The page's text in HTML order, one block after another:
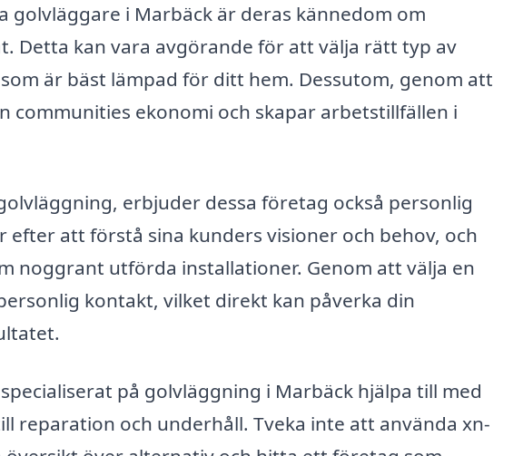
golvläggare i Marbäck är deras kännedom om
Detta kan vara avgörande för att välja rätt typ av
är bäst lämpad för ditt hem. Dessutom, genom att
communities ekonomi och skapar arbetstillfällen i
erbjuder dessa företag också personlig
efter att förstå sina kunders visioner och behov, och
noggrant utförda installationer. Genom att välja en
kontakt, vilket direkt kan påverka din
på golvläggning i Marbäck hjälpa till med
reparation och underhåll. Tveka inte att använda xn-